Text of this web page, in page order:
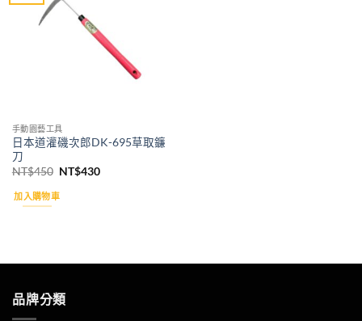
手動園藝工具
日本道灌磯次郎DK-695草取鐮
刀
NT$450 原
價
格：
NT$430目
加入購物車
品牌分類